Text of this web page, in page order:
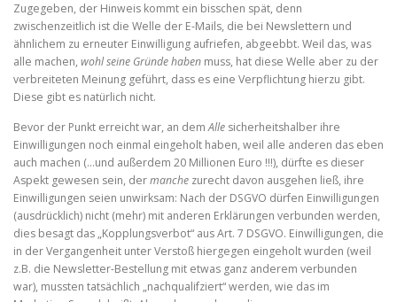
Zugegeben, der Hinweis kommt ein bisschen spät, denn
zwischenzeitlich ist die Welle der E-Mails, die bei Newslettern und
ähnlichem zu erneuter Einwilligung aufriefen, abgeebbt. Weil das, was
alle machen, wohl seine Gründe haben muss, hat diese Welle aber zu der
verbreiteten Meinung geführt, dass es eine Verpflichtung hierzu gibt.
Diese gibt es natürlich nicht.
Bevor der Punkt erreicht war, an demAlle sicherheitshalber ihre
Einwilligungen noch einmal eingeholt haben, weil alle anderen das eben
auch machen (…und außerdem 20 Millionen Euro !!!), dürfte es dieser
Aspekt gewesen sein, dermanche zurecht davon ausgehen ließ, ihre
Einwilligungen seien unwirksam: Nach der DSGVO dürfen Einwilligungen
(ausdrücklich) nicht (mehr) mit anderen Erklärungen verbunden werden,
dies besagt das „Kopplungsverbot“ aus Art. 7 DSGVO. Einwilligungen, die
in der Vergangenheit unter Verstoß hiergegen eingeholt wurden (weil
z.B. die Newsletter-Bestellung mit etwas ganz anderem verbunden
war), mussten tatsächlich „nachqualifziert“ werden, wie das im